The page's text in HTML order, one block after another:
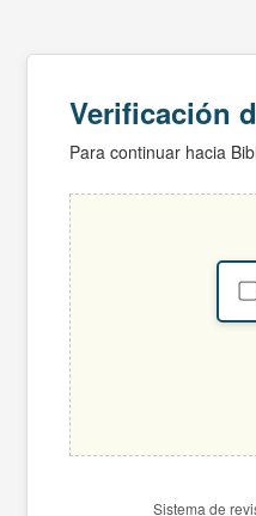
Verificación
Para continuar hacia
Sistema de